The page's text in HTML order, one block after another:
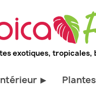
exotiques, tropicales,
▶